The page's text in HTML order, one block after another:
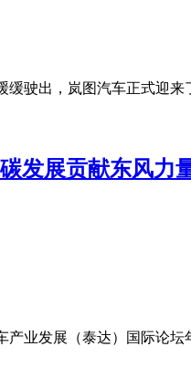
缓驶出，岚图汽车正式迎
发展贡献东风力
产业发展（泰达）国际论